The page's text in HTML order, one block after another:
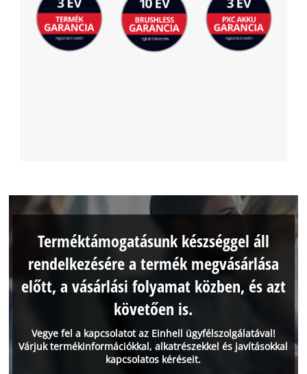
Vegye fel a kapcsolatot az Einhell ügyfélszolgálatával!
Várjuk termékinformációkkal, alkatrészekkel és javításokkal
kapcsolatos kéréseit.
Terméktámogatásunk készséggel áll
rendelkezésére a termék megvásárlása
előtt, a vásárlási folyamat közben, és azt
követően is.